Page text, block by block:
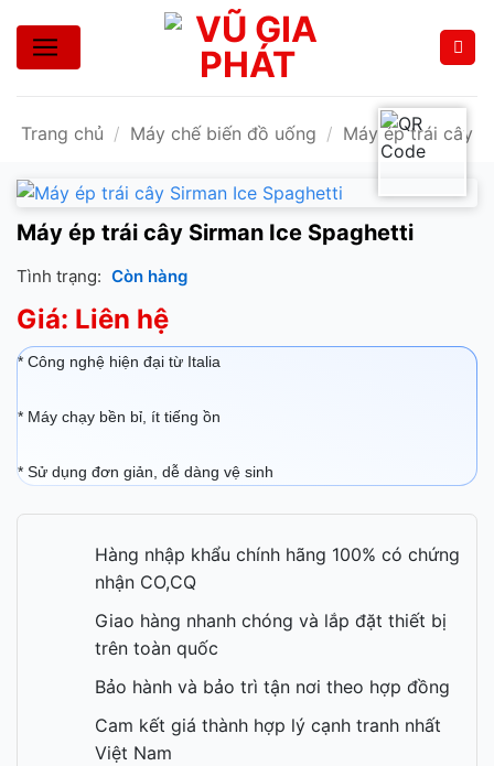
nội
Trang chủ / Máy chế biến đồ uống / Máy ép trái cây
Máy ép trái cây Sirman Ice Spaghetti
Tình trạng: Còn hàng
Giá: Liên hệ
* Công nghệ hiện đại từ Italia
* Máy chạy bền bỉ, ít tiếng ồn
* Sử dụng đơn giản, dễ dàng vệ sinh
Hàng nhập khẩu chính hãng 100% có chứng
nhận CO,CQ
Giao hàng nhanh chóng và lắp đặt thiết bị
trên toàn quốc
Bảo hành và bảo trì tận nơi theo hợp đồng
Cam kết giá thành hợp lý cạnh tranh nhất
Việt Nam